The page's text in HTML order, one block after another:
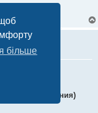
більше
(ЛЦУ)
+ два крепления)